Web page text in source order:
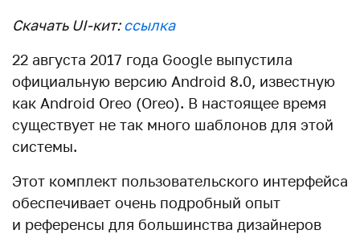
Скачать UI-кит:ссылка
22 августа 2017 года Google выпустила
официальную версию Android 8.0, известную
как Android Oreo (Oreo). В настоящее время
существует не так много шаблонов для этой
системы.
Этот комплект пользовательского интерфейса
обеспечивает очень подробный опыт
и референсы для большинства дизайнеров